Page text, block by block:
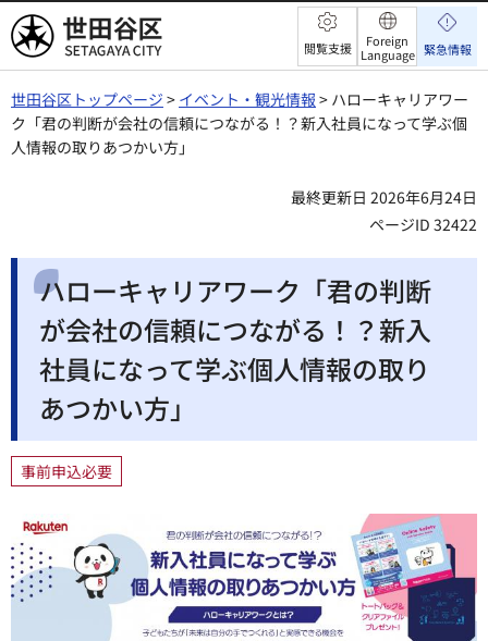
世田谷区 閲覧支援
Foreign
Language 緊急情報
世田谷区トップページ > イベント・観光情報 > ハローキャリアワー
ク「君の判断が会社の信頼につながる！？新入社員になって学ぶ個
人情報の取りあつかい方」
最終更新日 2026年6月24日
ページID 32422
ハローキャリアワーク「君の判断
が会社の信頼につながる！？新入
社員になって学ぶ個人情報の取り
あつかい方」
事前申込必要